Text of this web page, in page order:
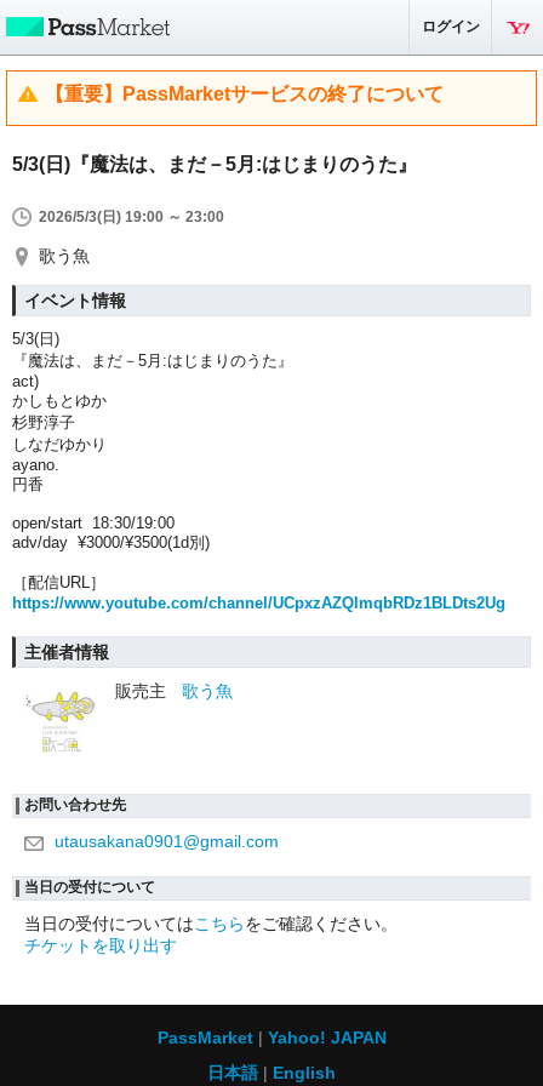
ログイン
【重要】PassMarketサービスの終了について
5/3(日)『魔法は、まだ－5月:はじまりのうた』
2026/5/3(日) 19:00 ～ 23:00
歌う魚
イベント情報
5/3(日)
『魔法は、まだ－5月:はじまりのうた』
act)
かしもとゆか
杉野淳子
しなだゆかり
ayano.
円香
open/start 18:30/19:00
adv/day ¥3000/¥3500(1d別)
［配信URL］
https://www.youtube.com/channel/UCpxzAZQlmqbRDz1BLDts2Ug
主催者情報
販売主
歌う魚
お問い合わせ先
utausakana0901@gmail.com
当日の受付について
当日の受付についてはこちらをご確認ください。
チケットを取り出す
PassMarket
Yahoo! JAPAN
日本語
English